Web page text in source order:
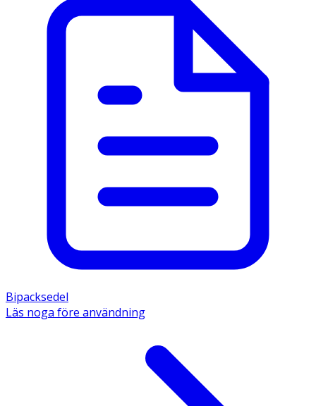
Bipacksedel
Läs noga före användning